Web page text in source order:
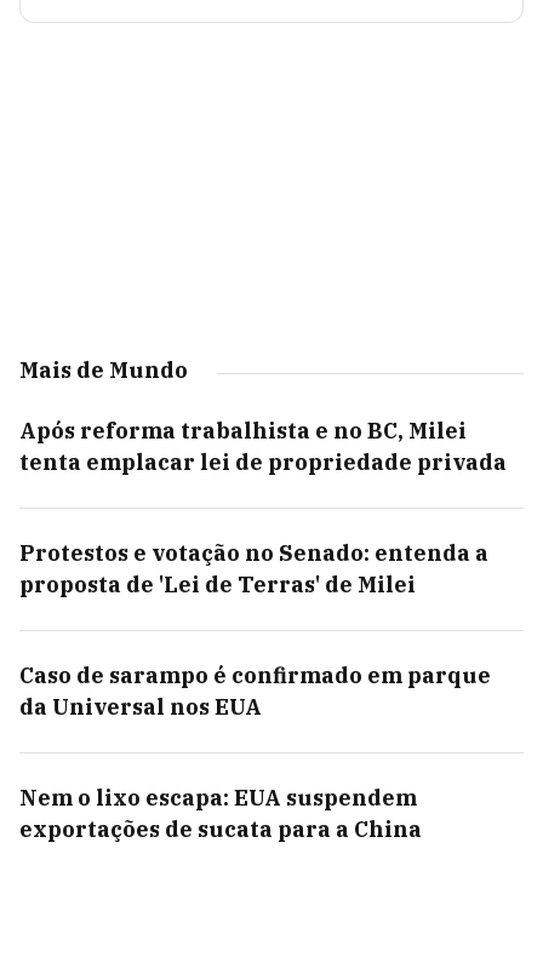
Mais de Mundo
Após reforma trabalhista e no BC, Milei
tenta emplacar lei de propriedade privada
Protestos e votação no Senado: entenda a
proposta de 'Lei de Terras' de Milei
Caso de sarampo é confirmado em parque
da Universal nos EUA
Nem o lixo escapa: EUA suspendem
exportações de sucata para a China